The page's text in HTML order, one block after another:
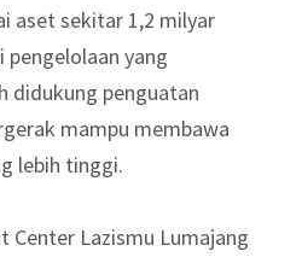
aset sekitar 1,2 milyar
pengelolaan yang
didukung penguatan
mampu membawa
lebih tinggi.
Center Lazismu Lumajang